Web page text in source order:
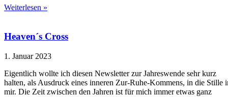
Weiterlesen »
Heaven´s Cross
1. Januar 2023
Eigentlich wollte ich diesen Newsletter zur Jahreswende sehr kurz
halten, als Ausdruck eines inneren Zur-Ruhe-Kommens, in die Stille
mir. Die Zeit zwischen den Jahren ist für mich immer etwas ganz